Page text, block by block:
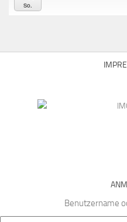
So.
Benutzername